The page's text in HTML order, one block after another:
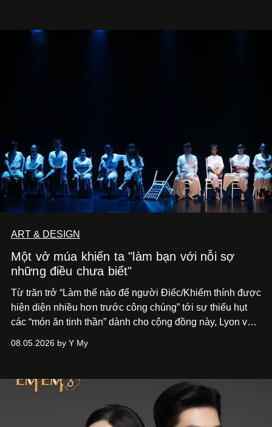
ART & DESIGN
Một vở múa khiến ta "làm bạn với nỗi sợ
những điều chưa biết"
Từ trăn trở “Làm thế nào để người Điếc/Khiếm thính được
hiện diện nhiều hơn trước công chúng” tới sự thiếu hụt
các “món ăn tinh thần” dành cho cộng đồng này, Lyon và
phẩm múa đương đại thành hiện thực, mang tên Lắng
08.05.2026 by Y My